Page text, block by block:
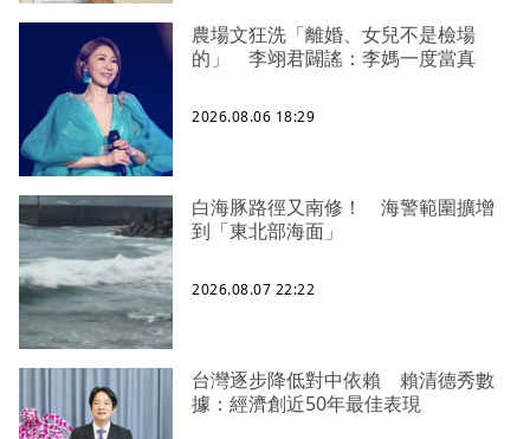
農場文狂洗「離婚、女兒不是檢場
的」 李翊君闢謠：李媽一度當真
2026.08.06 18:29
白海豚路徑又南修！ 海警範圍擴增
到「東北部海面」
2026.08.07 22:22
台灣逐步降低對中依賴 賴清德秀數
據：經濟創近50年最佳表現